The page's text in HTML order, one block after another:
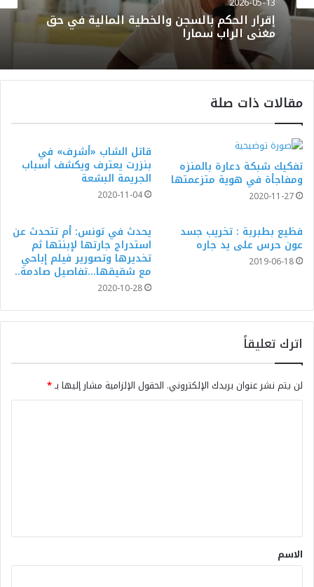
إقرار الحكم بالسجن والخطية المالية في حق
مغني الراب سمارا
مقالات ذات صلة
تفكيك شبكة دعارة بالمنزه
ومفاجأة في هوية متزعمتها
2020-11-27
قاتل الشاب «أشرف» في
بنزرت يعترف ويكشف أسباب
الجريمة البشعة
2020-11-04
فظيع بطبربة : تخريب جسد
عون حرس على يد جاره
2019-06-18
يحدث في تونس: أم تتحدث عن
استدراج جارتها لإبنتها ثم
تخديرها وتصورير فيلم إباحي
مع شقيقها…تفاصيل صادمة..
2020-10-28
اترك تعليقاً
لن يتم نشر عنوان بريدك الإلكتروني. الحقول الإلزامية مشار إليها بـ*
الاسم